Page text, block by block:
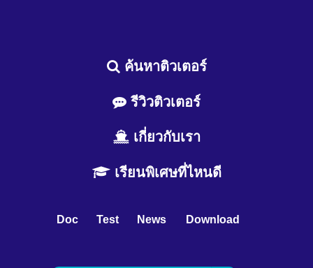
ค้นหาติวเตอร์
รีวิวติวเตอร์
เกี่ยวกับเรา
เรียนพิเศษที่ไหนดี
Doc Test News Download